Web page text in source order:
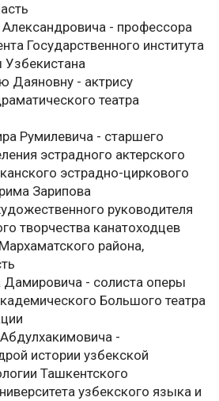
- профессора
Государственного института
Узбекистана
Даяновну - актрису
театра
Румилевича - старшего
эстрадного актерского
эстрадно-циркового
Зарипова
руководителя
творчества канатоходцев
района,
- солиста оперы
Большого театра
-
истории узбекской
Ташкентского
узбекского языка и